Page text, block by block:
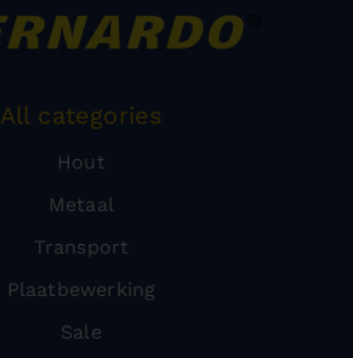
All categories
Hout
Metaal
Transport
Plaatbewerking
Sale